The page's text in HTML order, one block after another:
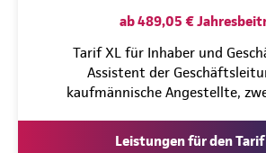
ab 489,05 €
Tarif XL für Inhaber und
Assistent der
kaufmännische Angestellte,
Leistungen für den Tarif